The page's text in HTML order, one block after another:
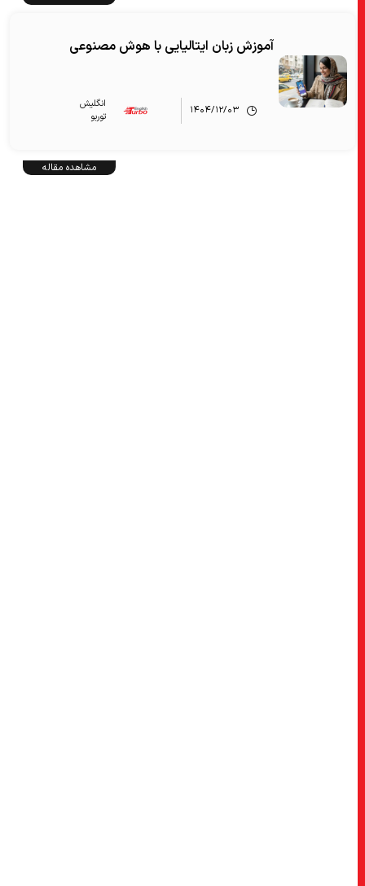
آموزش زبان ایتالیایی با هوش مصنوعی
۱۴۰۴/۱۲/۰۳
انگلیش‌
توربو
مشاهده مقاله